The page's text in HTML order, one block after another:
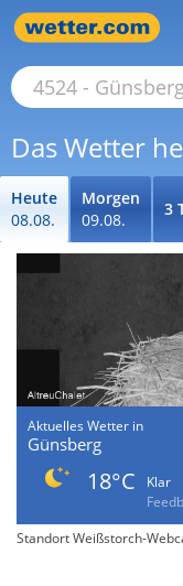
Das Wetter
Heute
08.08.
Morgen
09.08.
3
Aktuelles Wetter in
Günsberg
18°C
Klar
Standort Weißstorch-